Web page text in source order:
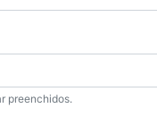
preenchidos.